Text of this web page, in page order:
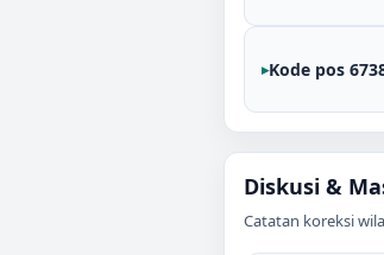
Kode pos
Diskusi &
Catatan koreksi